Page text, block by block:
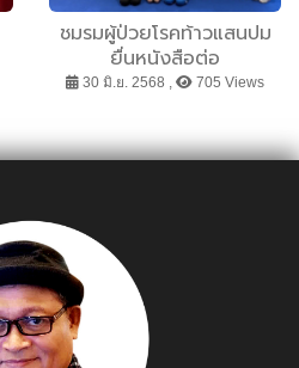
ชมรมผู้ป่วยโรคท้าวแสนปม
ยื่นหนังสือต่อ
รมว.สาธารณสุข เข้าถึงสิทธิ
เท่าเทียม
30 มิ.ย. 2568 , 705 Views